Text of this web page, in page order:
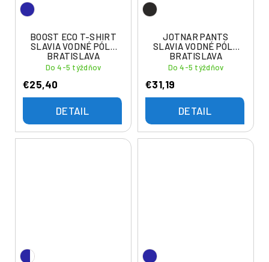
BOOST ECO T-SHIRT
SLAVIA VODNÉ PÓLO
BRATISLAVA
Do 4-5 týždňov
€25,40
DETAIL
JOTNAR PANTS
SLAVIA VODNÉ PÓLO
BRATISLAVA
Do 4-5 týždňov
€31,19
DETAIL